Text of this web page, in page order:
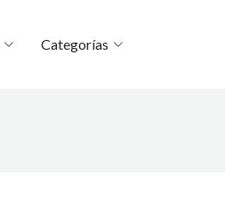
Categorías